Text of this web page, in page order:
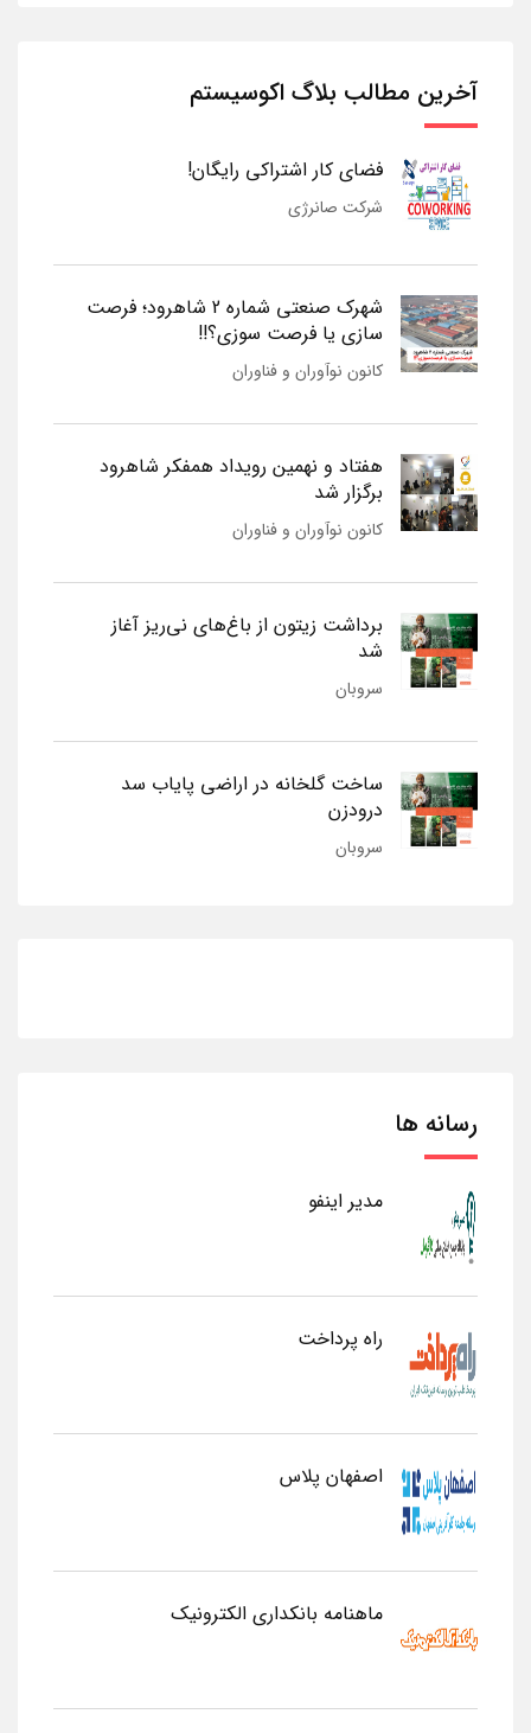
آخرین مطالب بلاگ اکوسیستم
فضای کار اشتراکی رایگان!
شرکت صانرژی
شهرک صنعتی شماره 2 شاهرود؛ فرصت
سازی یا فرصت سوزی؟!!
کانون نوآوران و فناوران
هفتاد و نهمین رویداد همفکر شاهرود
برگزار شد
کانون نوآوران و فناوران
برداشت زیتون از باغ‌های نی‌ریز آغاز
شد
سروبان
ساخت گلخانه در اراضی پایاب سد
درودزن
سروبان
رسانه ها
مدیر اینفو
راه پرداخت
اصفهان پلاس
ماهنامه بانکداری الکترونیک